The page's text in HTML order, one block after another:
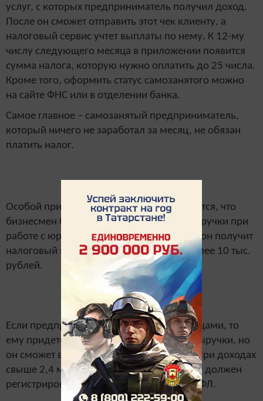
услуг, с которых предприниматель получил доход.
После он сможет отправить этот чек клиенту, а
налоговый сервис учтет выплаты по нему. К 12-му
числу следующего месяца в приложении появится
сумма налога, которую нужно оплатить до 25 числа.
Кроме того, оформить статус самозанятого можно
на сайте ФНС или в отделении банка.
Самое главное – самозанятый предприниматель,
который ничего не заработал за месяц, не обязан
платить налог.
Особой привилегией самозанятых считается, что
бизнесмен будет отдавать лишь 6% от выручки при
работе с юридическими лицами. Взамен он получит
налоговый вычет в размере 2%, но не более 10 тыс.
рублей.
Если предприниматель работает с физлицами, то
ему придется отдать государству 4% от выручки, но
он сможет вернуть вычет в размере 1%. При доходах
свыше 2,4 млн рублей в год самозанятый должен
регистрироваться как ИП или платить НДФЛ.